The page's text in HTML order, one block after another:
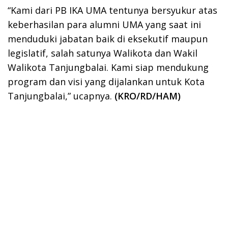
“Kami dari PB IKA UMA tentunya bersyukur atas
keberhasilan para alumni UMA yang saat ini
menduduki jabatan baik di eksekutif maupun
legislatif, salah satunya Walikota dan Wakil
Walikota Tanjungbalai. Kami siap mendukung
program dan visi yang dijalankan untuk Kota
Tanjungbalai,” ucapnya. (KRO/RD/HAM)